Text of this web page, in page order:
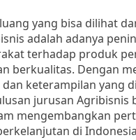
yang bisa dilihat
adalah adanya
terhadap produk
berkualitas. Dengan
keterampilan yang
jurusan Agribisnis
mengembangkan
di